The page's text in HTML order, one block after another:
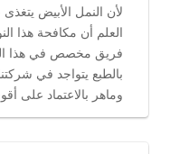
لأن النمل الأبيض
العلم أن مكافحة هذا
فريق مخصص في هذا
بالطبع يتواجد في
وماهر بالاعتماد على